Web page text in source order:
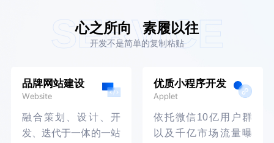
心之所向 素履以往
开发不是简单的复制粘贴
SERVICE
品牌网站建设
Website
融合策划、设计、开
发、迭代于一体的一站
优质小程序开发
Applet
依托微信10亿用户群
以及千亿市场流量曝